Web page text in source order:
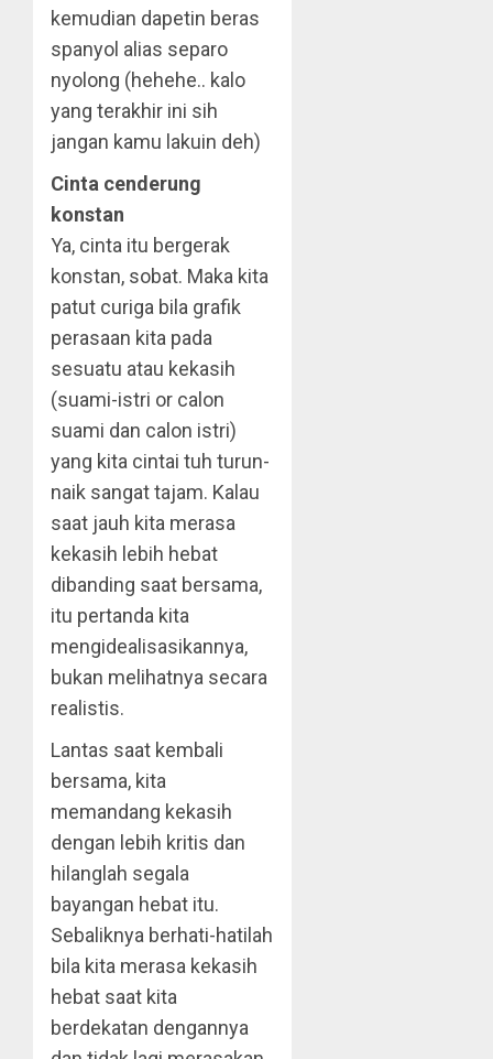
kemudian dapetin beras
spanyol alias separo
nyolong (hehehe.. kalo
yang terakhir ini sih
jangan kamu lakuin deh)
Cinta cenderung
konstan
Ya, cinta itu bergerak
konstan, sobat. Maka kita
patut curiga bila grafik
perasaan kita pada
sesuatu atau kekasih
(suami-istri or calon
suami dan calon istri)
yang kita cintai tuh turun-
naik sangat tajam. Kalau
saat jauh kita merasa
kekasih lebih hebat
dibanding saat bersama,
itu pertanda kita
mengidealisasikannya,
bukan melihatnya secara
realistis.
Lantas saat kembali
bersama, kita
memandang kekasih
dengan lebih kritis dan
hilanglah segala
bayangan hebat itu.
Sebaliknya berhati-hatilah
bila kita merasa kekasih
hebat saat kita
berdekatan dengannya